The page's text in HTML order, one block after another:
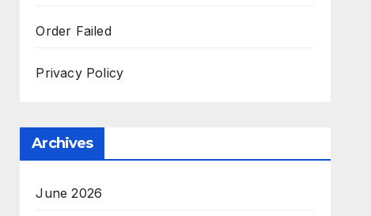
Order Failed
Privacy Policy
Archives
June 2026